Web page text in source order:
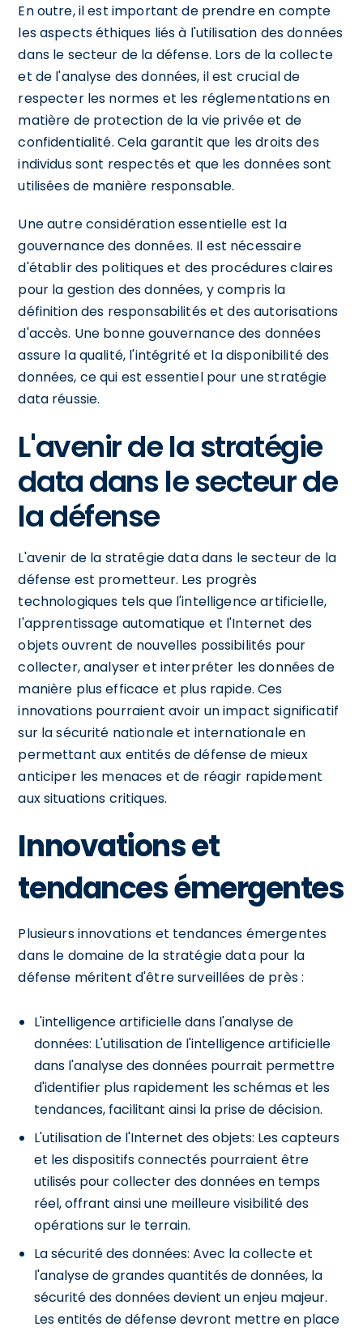
En outre, il est important de prendre en compte
les aspects éthiques liés à l'utilisation des données
dans le secteur de la défense. Lors de la collecte
et de l'analyse des données, il est crucial de
respecter les normes et les réglementations en
matière de protection de la vie privée et de
confidentialité. Cela garantit que les droits des
individus sont respectés et que les données sont
utilisées de manière responsable.
Une autre considération essentielle est la
gouvernance des données. Il est nécessaire
d'établir des politiques et des procédures claires
pour la gestion des données, y compris la
définition des responsabilités et des autorisations
d'accès. Une bonne gouvernance des données
assure la qualité, l'intégrité et la disponibilité des
données, ce qui est essentiel pour une stratégie
data réussie.
L'avenir de la stratégie
data dans le secteur de
la défense
L'avenir de la stratégie data dans le secteur de la
défense est prometteur. Les progrès
technologiques tels que l'intelligence artificielle,
l'apprentissage automatique et l'Internet des
objets ouvrent de nouvelles possibilités pour
collecter, analyser et interpréter les données de
manière plus efficace et plus rapide. Ces
innovations pourraient avoir un impact significatif
sur la sécurité nationale et internationale en
permettant aux entités de défense de mieux
anticiper les menaces et de réagir rapidement
aux situations critiques.
Innovations et
tendances émergentes
Plusieurs innovations et tendances émergentes
dans le domaine de la stratégie data pour la
défense méritent d'être surveillées de près :
L'intelligence artificielle dans l'analyse de
données: L'utilisation de l'intelligence artificielle
dans l'analyse des données pourrait permettre
d'identifier plus rapidement les schémas et les
tendances, facilitant ainsi la prise de décision.
L'utilisation de l'Internet des objets: Les capteurs
et les dispositifs connectés pourraient être
utilisés pour collecter des données en temps
réel, offrant ainsi une meilleure visibilité des
opérations sur le terrain.
La sécurité des données: Avec la collecte et
l'analyse de grandes quantités de données, la
sécurité des données devient un enjeu majeur.
Les entités de défense devront mettre en place